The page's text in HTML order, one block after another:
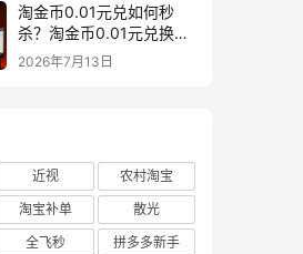
淘金币0.01元兑如何秒
杀？淘金币0.01元兑换在
哪如何兑换
2026年7月13日
近视
农村淘宝
淘宝补单
散光
全飞秒
拼多多新手